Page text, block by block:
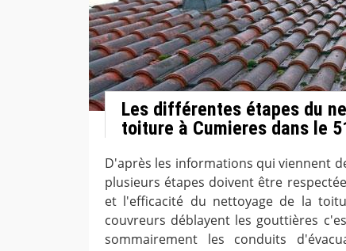
Les différentes étapes du
toiture à Cumieres dans le
D'après les informations qui viennent
plusieurs étapes doivent être
et l'efficacité du nettoyage de la
couvreurs déblayent les gouttières
sommairement les conduits